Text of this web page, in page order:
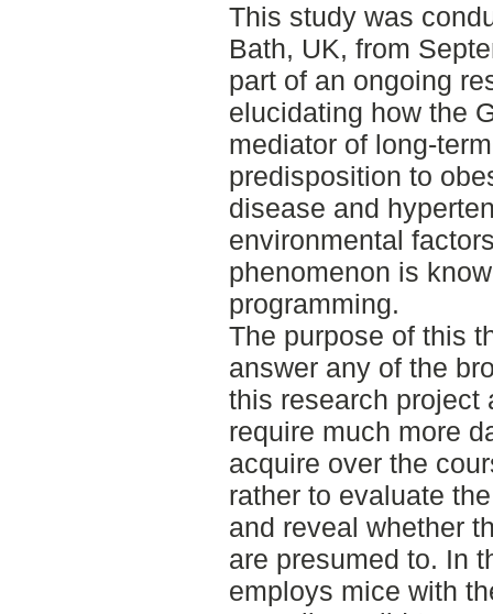
This study was
Bath, UK, from
part of an ongoing
elucidating how the
mediator of long-
predisposition to
disease and
environmental
phenomenon is
programming.
The purpose of this
answer any of the
this research project
require much more
acquire over the
rather to evaluate
and reveal whether
are presumed to. In
employs mice with